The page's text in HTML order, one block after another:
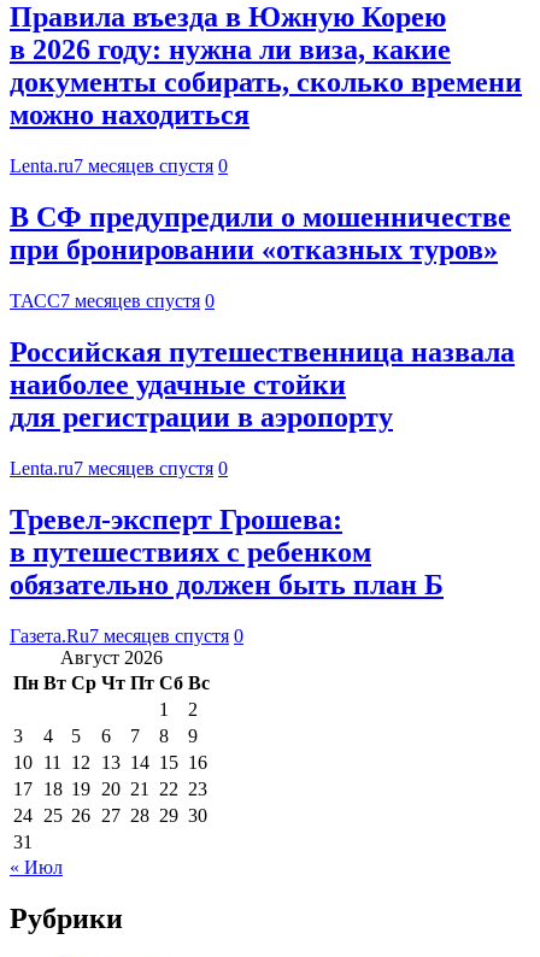
Правила въезда в Южную Корею
в 2026 году: нужна ли виза, какие
документы собирать, сколько времени
можно находиться
Lenta.ru7 месяцев спустя 0
В СФ предупредили о мошенничестве
при бронировании «отказных туров»
ТАСС7 месяцев спустя 0
Российская путешественница назвала
наиболее удачные стойки
для регистрации в аэропорту
Lenta.ru7 месяцев спустя 0
Тревел-эксперт Грошева:
в путешествиях с ребенком
обязательно должен быть план Б
Газета.Ru7 месяцев спустя 0
Август 2026
Пн Вт Ср Чт Пт Сб Вс
1
2
3
4 5 6 7 8
9
10 11 12 13 14 15 16
17 18 19 20 21 22 23
24 25 26 27 28 29 30
31
« Июл
Рубрики